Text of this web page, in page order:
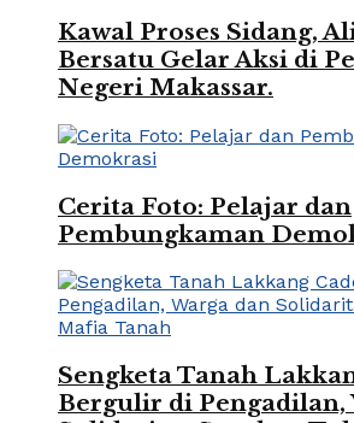
Kawal Proses Sidang,
Bersatu Gelar Aksi di
Negeri Makassar.
Cerita Foto: Pelajar dan
Pembungkaman
Sengketa Tanah
Bergulir di Pengadilan,